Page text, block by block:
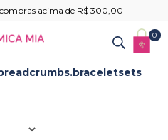
acima de R$ 300,00
0